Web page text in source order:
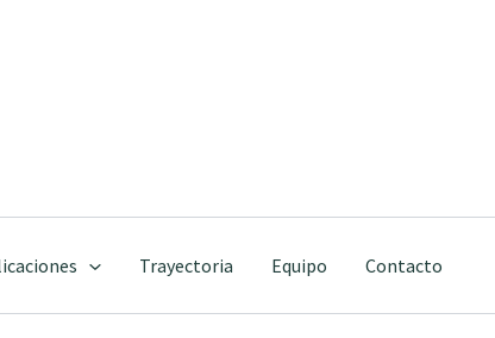
Trayectoria Equipo Contacto